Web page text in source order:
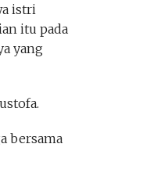
istri
itu pada
yang
bersama